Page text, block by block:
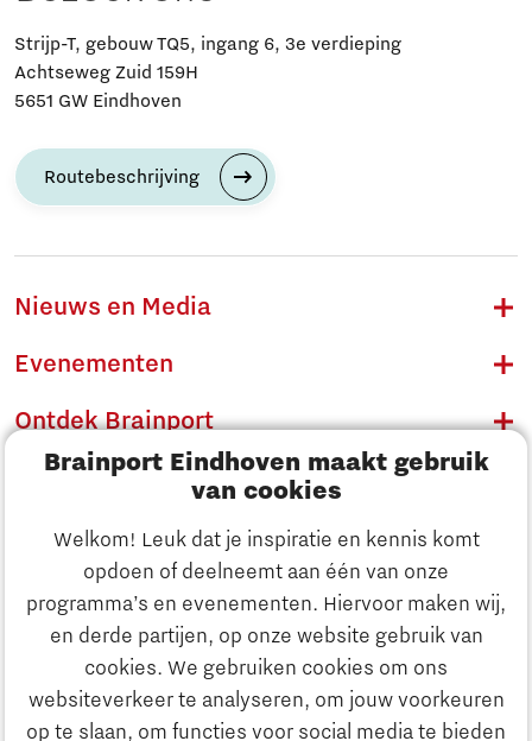
Brainport Eindhoven maakt gebruik
van cookies
Welkom! Leuk dat je inspiratie en kennis komt
opdoen of deelneemt aan één van onze
programma’s en evenementen. Hiervoor maken wij,
en derde partijen, op onze website gebruik van
cookies. We gebruiken cookies om ons
websiteverkeer te analyseren, om jouw voorkeuren
op te slaan, om functies voor social media te bieden
Ontdek Brainport
Innovatie
Strijp-T, gebouw TQ5, ingang 6, 3e verdieping
Achtseweg Zuid 159H
5651 GW Eindhoven
Routebeschrijving
Nieuws en Media
Evenementen
Ontdek Brainport
Innovatie
Ondernemen
Onderwijs
Maatschappelijk
Strategie & Organisatie